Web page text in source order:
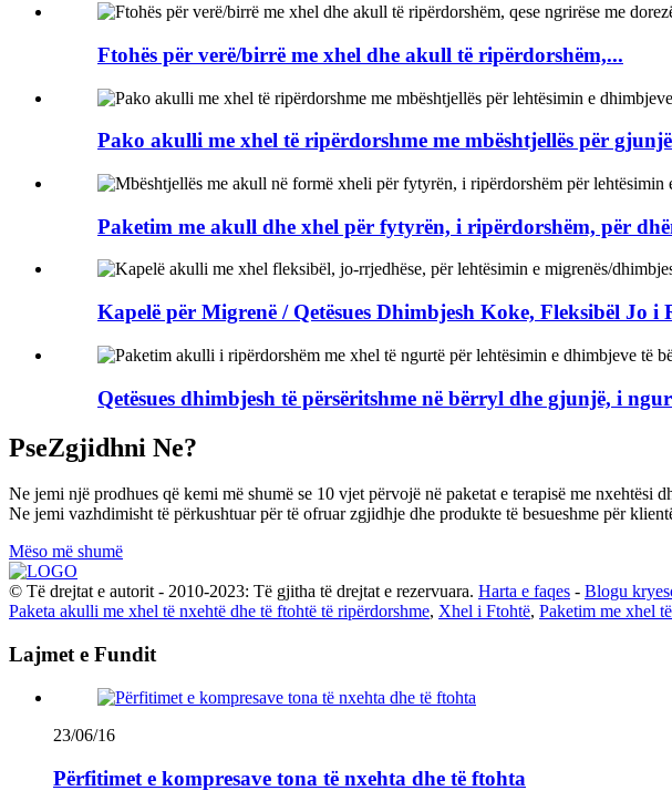
Ftohës për verë/birrë me xhel dhe akull të ripërdorshëm,...
Pako akulli me xhel të ripërdorshme me mbështjellës për
Paketim me akull dhe xhel për fytyrën, i ripërdorshëm, për
Kapelë për Migrenë / Qetësues Dhimbjesh Koke, Fleksibël Jo i
Qetësues dhimbjesh të përsëritshme në bërryl dhe gjunjë, i
PseZgjidhni Ne?
Ne jemi një prodhues që kemi më shumë se 10 vjet përvojë në paketat e terapisë me
Ne jemi vazhdimisht të përkushtuar për të ofruar zgjidhje dhe produkte të besueshme për
Mëso më shumë
© Të drejtat e autorit - 2010-2023: Të gjitha të drejtat e rezervuara. Harta e faqes - Blogu
Paketa akulli me xhel të nxehtë dhe të ftohtë të ripërdorshme, Xhel i Ftohtë, Paketim me xhel
Lajmet e Fundit
23/06/16
Përfitimet e kompresave tona të nxehta dhe të ftohta